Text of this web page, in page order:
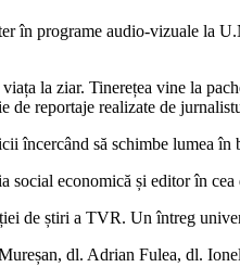
în programe audio-vizuale la
la ziar. Tinerețea vine la
de reportaje realizate de
încercând să schimbe lumea în
social economică și editor în
de știri a TVR. Un întreg
dl. Adrian Fulea, dl.